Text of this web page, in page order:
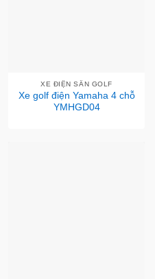
XE ĐIỆN SÂN GOLF
Xe golf điện Yamaha 4 chỗ
YMHGD04